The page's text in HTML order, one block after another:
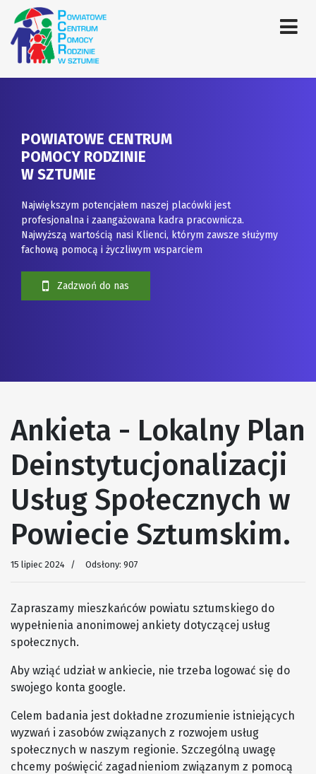
POWIATOWE CENTRUM
POMOCY RODZINIE
W SZTUMIE
Największym potencjałem naszej placówki jest
profesjonalna i zaangażowana kadra pracownicza.
Najwyższą wartością nasi Klienci, którym zawsze służymy
fachową pomocą i życzliwym wsparciem
Zadzwoń do nas
Ankieta - Lokalny Plan
Deinstytucjonalizacji
Usług Społecznych w
Powiecie Sztumskim.
15 lipiec 2024 Odsłony: 907
Zapraszamy mieszkańców powiatu sztumskiego do
wypełnienia anonimowej ankiety dotyczącej usług
społecznych.
Aby wziąć udział w ankiecie, nie trzeba logować się do
swojego konta google.
Celem badania jest dokładne zrozumienie istniejących
wyzwań i zasobów związanych z rozwojem usług
społecznych w naszym regionie. Szczególną uwagę
chcemy poświęcić zagadnieniom związanym z pomocą